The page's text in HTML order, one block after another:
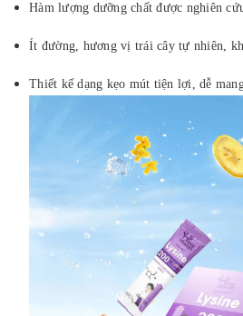
Hàm lượng dưỡng chất được nghiên
Ít đường, hương vị trái cây tự nhiên,
Thiết kế dạng kẹo mút tiện lợi, dễ